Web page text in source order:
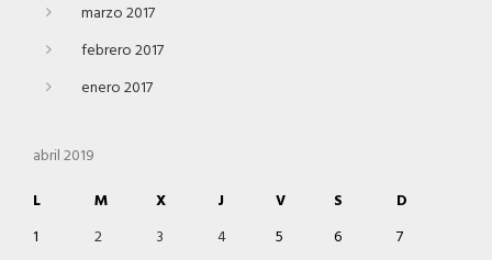
marzo 2017
febrero 2017
enero 2017
abril 2019
L
M X J V S
D
1
2 3 4 5 6
7